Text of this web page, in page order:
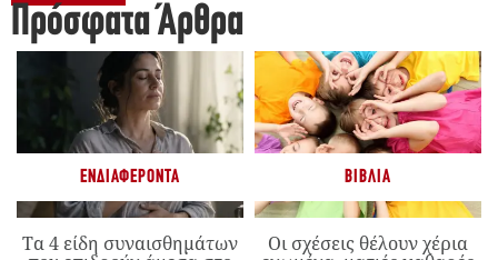
Πρόσφατα Άρθρα
ΕΝΔΙΑΦΈΡΟΝΤΑ
Τα 4 είδη συναισθημάτων
ΒΙΒΛΊΑ
Οι σχέσεις θέλουν χέρια